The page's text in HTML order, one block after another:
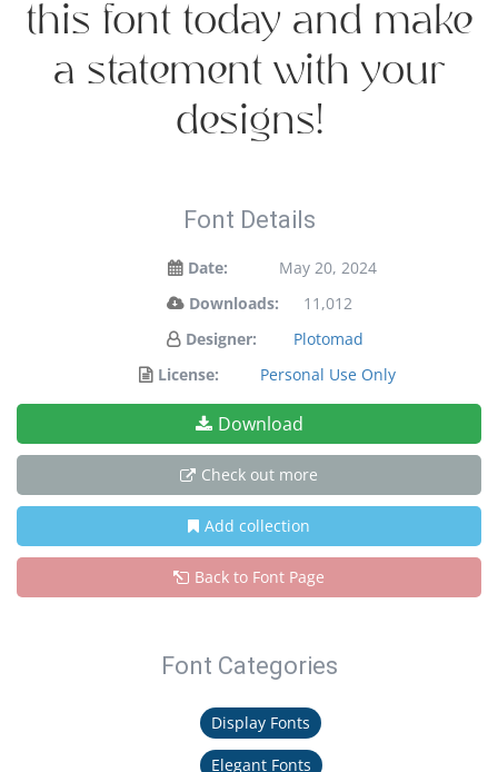
this font today and make
a statement with your
designs!
Font Details
Date:
May 20, 2024
Downloads:
11,012
Designer:
Plotomad
License:
Personal Use Only
Download
Check out more
Add collection
Back to Font Page
Font Categories
Display Fonts
Elegant Fonts